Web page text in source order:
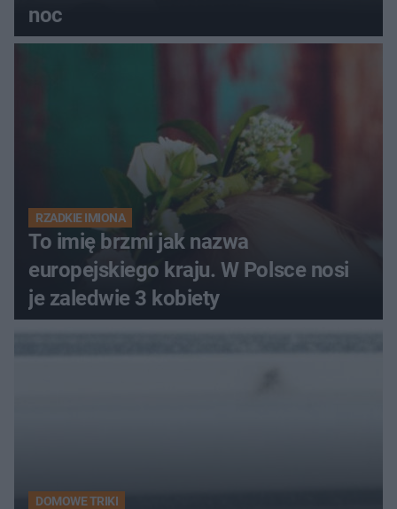
noc
RZADKIE IMIONA
To imię brzmi jak nazwa
europejskiego kraju. W Polsce nosi
je zaledwie 3 kobiety
DOMOWE TRIKI